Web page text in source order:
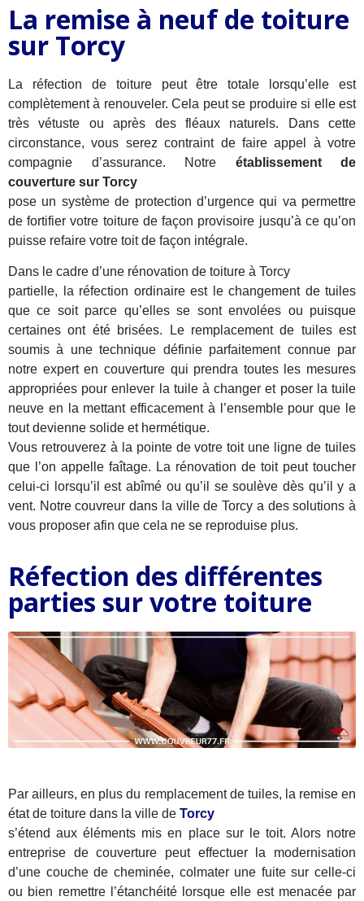
La remise à neuf de toiture
sur Torcy
La réfection de toiture peut être totale lorsqu’elle est
complètement à renouveler. Cela peut se produire si elle est
très vétuste ou après des fléaux naturels. Dans cette
circonstance, vous serez contraint de faire appel à votre
compagnie d’assurance. Notre établissement de
couverture sur Torcy
pose un système de protection d’urgence qui va permettre
de fortifier votre toiture de façon provisoire jusqu’à ce qu’on
puisse refaire votre toit de façon intégrale.
Dans le cadre d’une rénovation de toiture à Torcy
partielle, la réfection ordinaire est le changement de tuiles
que ce soit parce qu’elles se sont envolées ou puisque
certaines ont été brisées. Le remplacement de tuiles est
soumis à une technique définie parfaitement connue par
notre expert en couverture qui prendra toutes les mesures
appropriées pour enlever la tuile à changer et poser la tuile
neuve en la mettant efficacement à l’ensemble pour que le
tout devienne solide et hermétique.
Vous retrouverez à la pointe de votre toit une ligne de tuiles
que l’on appelle faîtage. La rénovation de toit peut toucher
celui-ci lorsqu’il est abîmé ou qu’il se soulève dès qu’il y a
vent. Notre couvreur dans la ville de Torcy a des solutions à
vous proposer afin que cela ne se reproduise plus.
Réfection des différentes
parties sur votre toiture
Par ailleurs, en plus du remplacement de tuiles, la remise en
état de toiture dans la ville de Torcy
s’étend aux éléments mis en place sur le toit. Alors notre
entreprise de couverture peut effectuer la modernisation
d’une couche de cheminée, colmater une fuite sur celle-ci
ou bien remettre l’étanchéité lorsque elle est menacée par